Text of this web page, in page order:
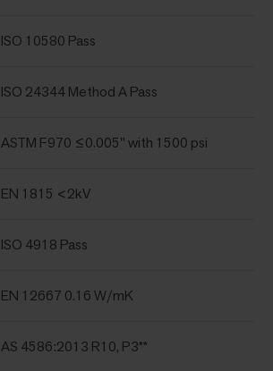
ISO 10580 Pass
ISO 24344 Method A Pass
ASTM F970 ≤0.005" with 1500 psi
EN 1815 <2kV
ISO 4918 Pass
EN 12667 0.16 W/mK
AS 4586:2013 R10, P3**